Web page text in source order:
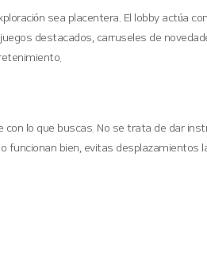
sea placentera. El lobby actúa
destacados, carruseles de
lo que buscas. No se trata de dar
bien, evitas desplazamientos